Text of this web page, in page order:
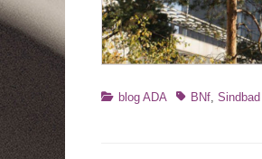
Catégories
blog ADA TagsBNf, Sindbad